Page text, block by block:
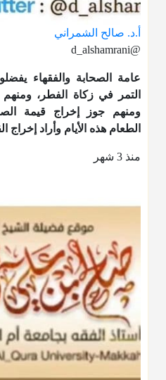
أ.د. صالح الشمراني
@d_alshamrani
عامة الصحابة والفقهاء
التمر في زكاة الفطر،
ومنهم جوز إخراج قيمة
الطعام هذه الأيام وأراد إخراج
منذ 3 شهر